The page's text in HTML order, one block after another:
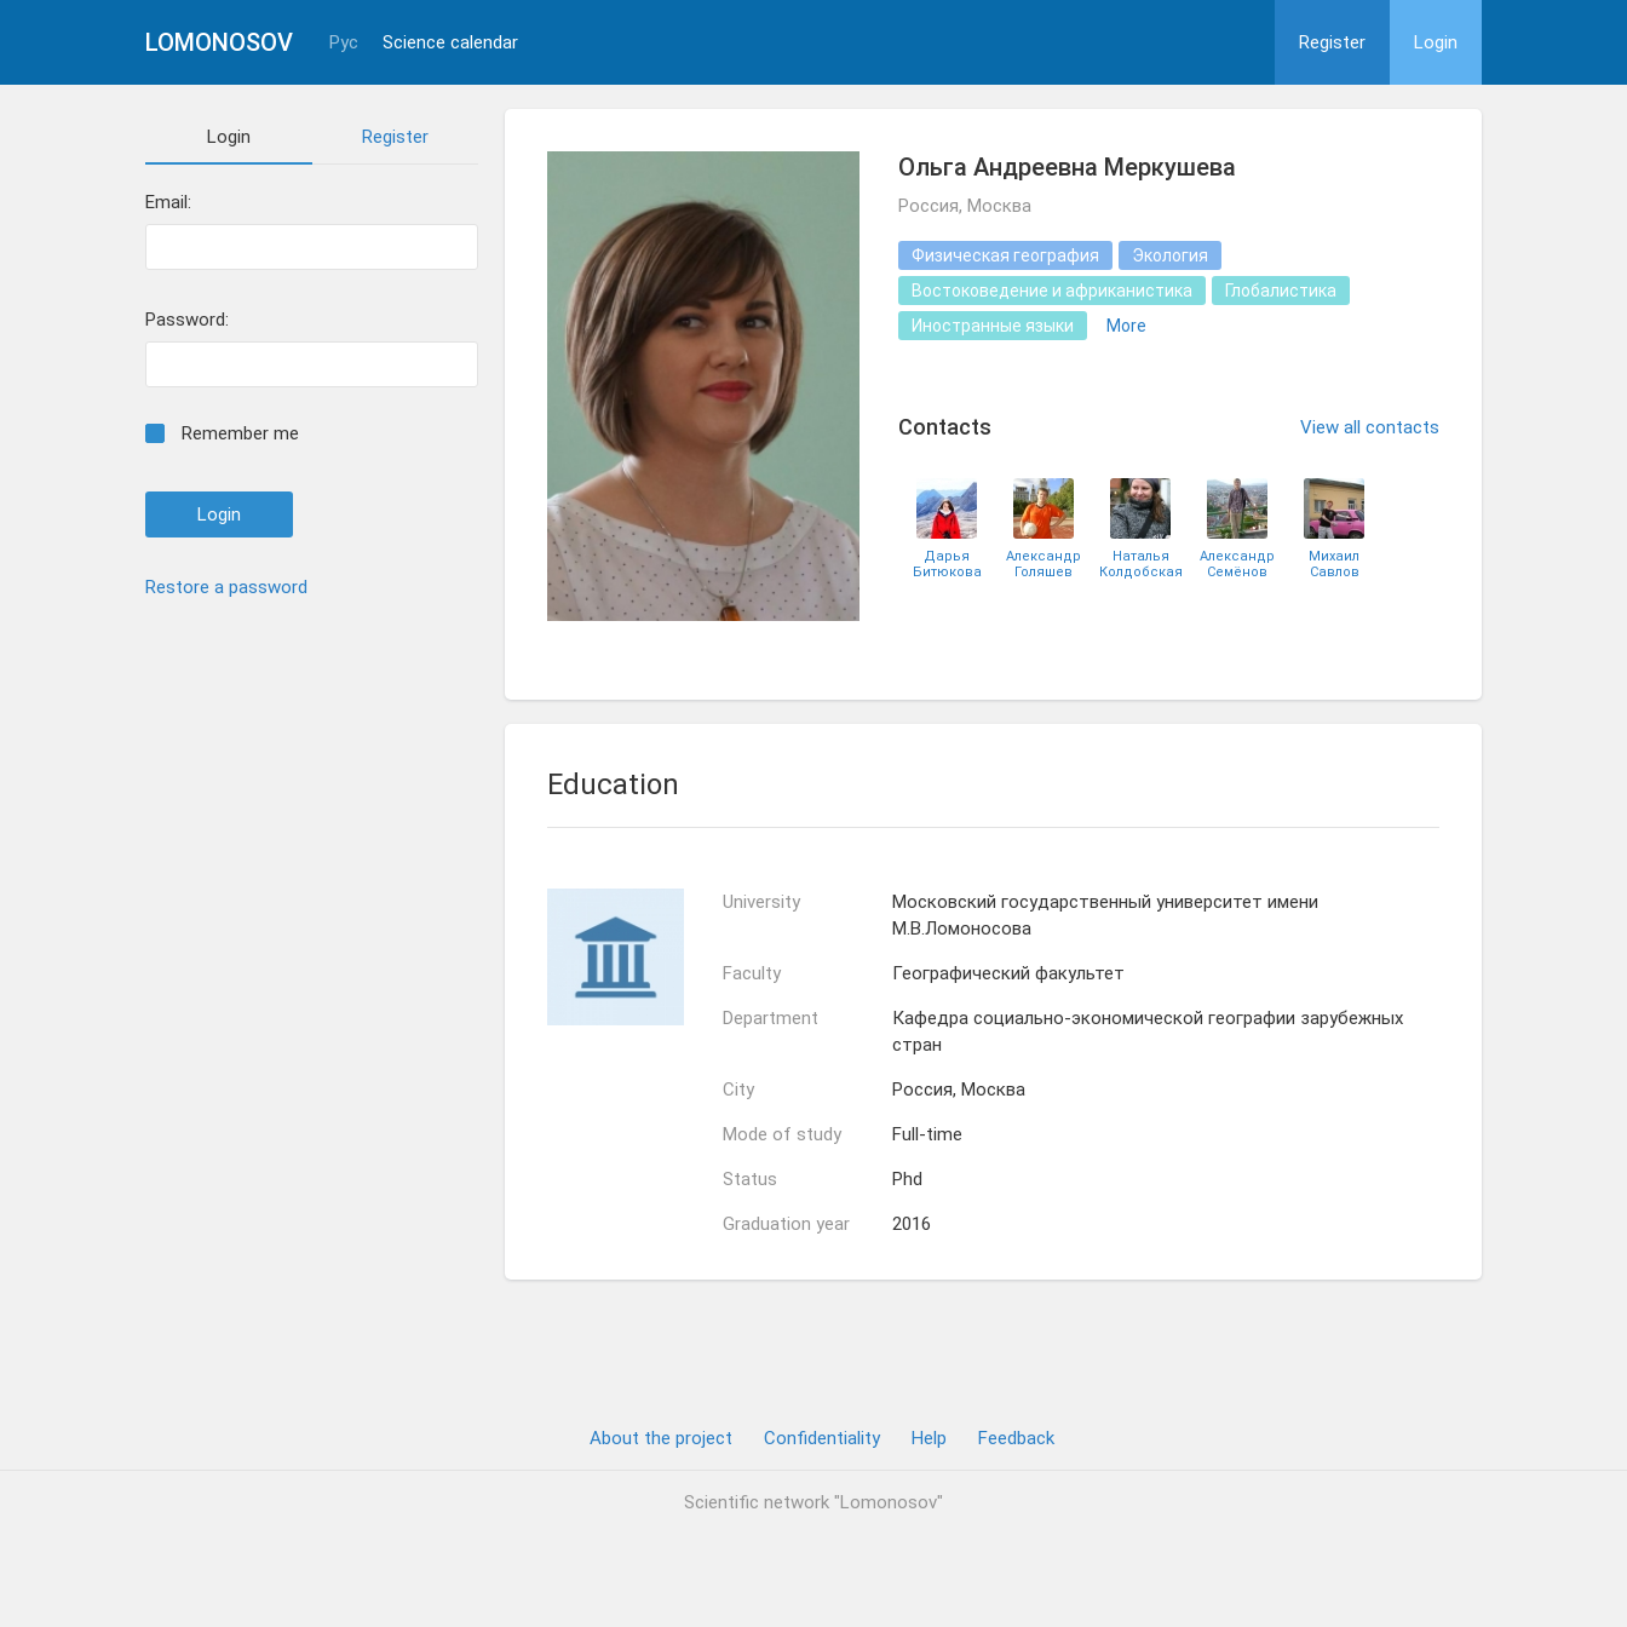
LOMONOSOV Рус Science calendar Register Login
Login Register
Email:
Password:
Remember me
Restore a password
Ольга Андреевна Меркушева
Россия, Москва
Физическая география
Экология
Востоковедение и африканистика
Глобалистика
Иностранные языки
More
Сontacts View all contacts
Дарья
Битюкова
Александр
Голяшев
Наталья
Колдобская
Александр
Семёнов
Михаил
Савлов
Education
University
Московский государственный университет имени
М.В.Ломоносова
Faculty Географический факультет
Department
Кафедра социально-экономической географии зарубежных
стран
City Россия, Москва
Mode of study Full-time
Status Phd
Graduation year 2016
About the project Confidentiality Help Feedback
Scientific network "Lomonosov"